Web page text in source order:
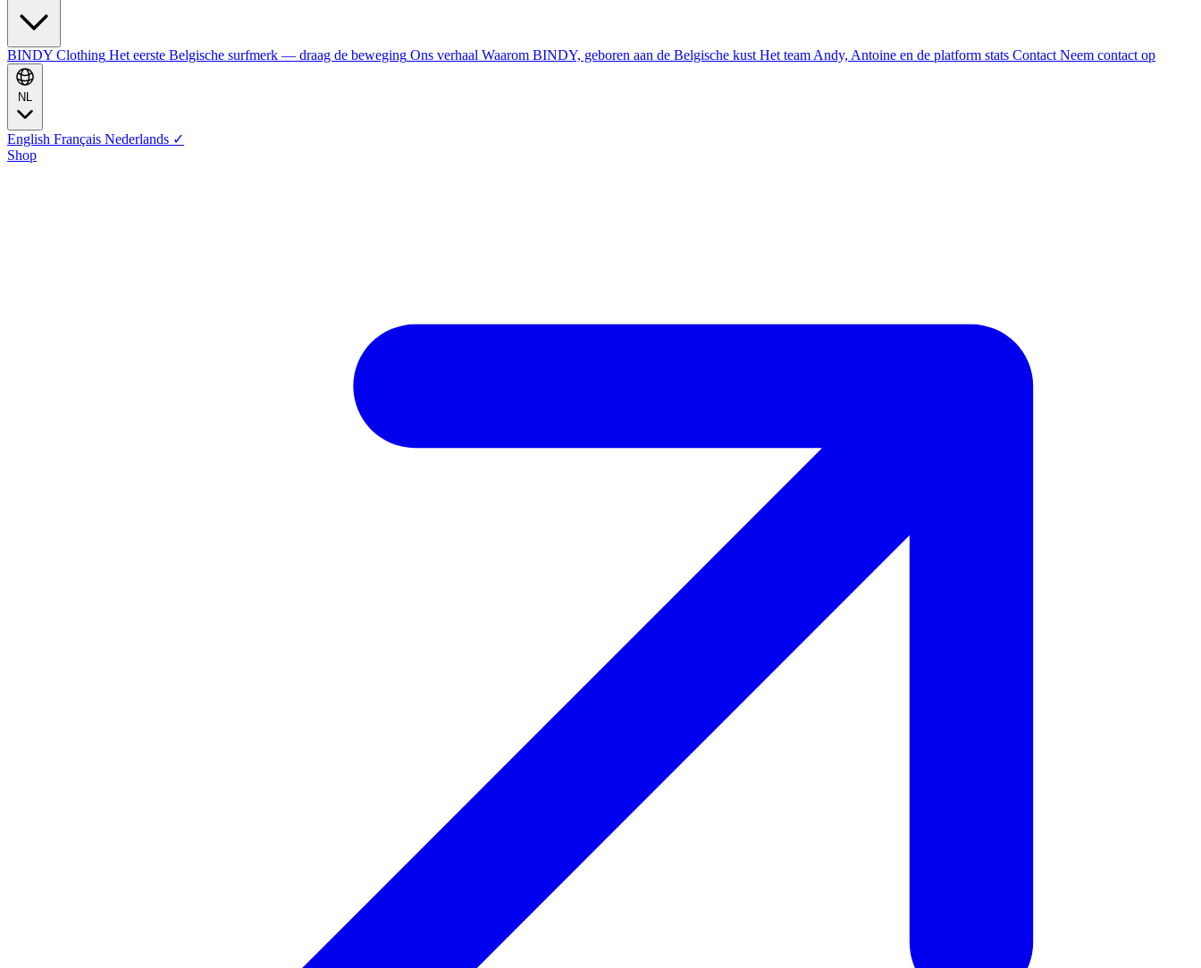
BINDY Clothing Het eerste Belgische surfmerk — draag de beweging Ons verhaal Waarom BINDY, geboren aan de Belgische kust Het team Andy, Antoine en de platform stats Contact Neem contact op
English Français Nederlands ✓
Shop